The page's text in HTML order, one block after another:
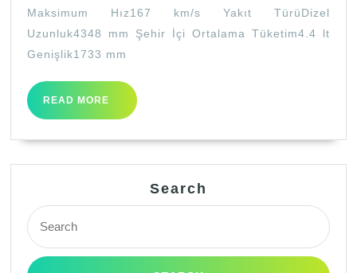
Maksimum Hız167 km/s Yakıt TürüDizel
Uzunluk4348 mm Şehir İçi Ortalama Tüketim4.4 lt
Genişlik1733 mm
READ MORE
READ
MORE
Search
Search
for: